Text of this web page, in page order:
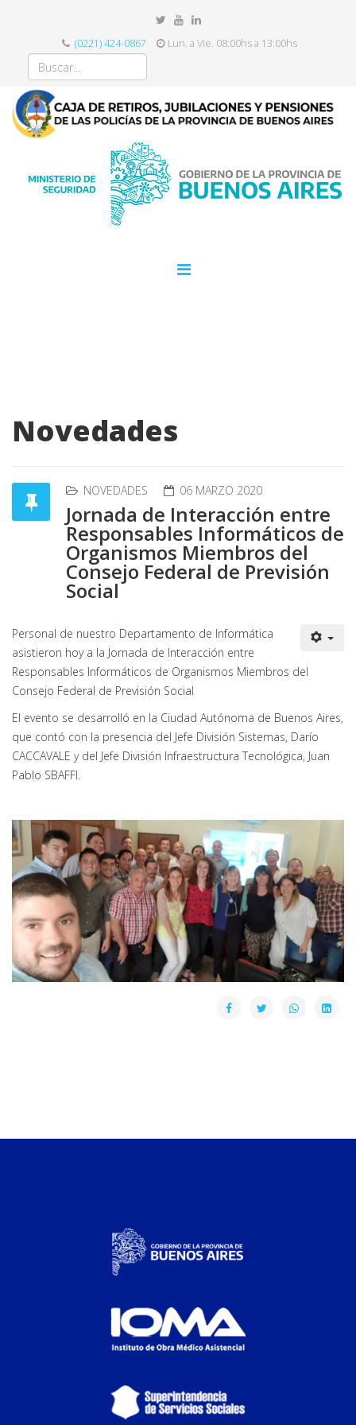
(0221) 424-0867 Lun. a Vie. 08:00hs a 13:00hs
Novedades
NOVEDADES 06 MARZO 2020
Jornada de Interacción entre
Responsables Informáticos de
Organismos Miembros del
Consejo Federal de Previsión
Social
Personal de nuestro Departamento de Informática
asistieron hoy a la Jornada de Interacción entre
Responsables Informáticos de Organismos Miembros del
Consejo Federal de Previsión Social
El evento se desarrolló en la Ciudad Autónoma de Buenos Aires,
que contó con la presencia del Jefe División Sistemas, Darío
CACCAVALE y del Jefe División Infraestructura Tecnológica, Juan
Pablo SBAFFI.